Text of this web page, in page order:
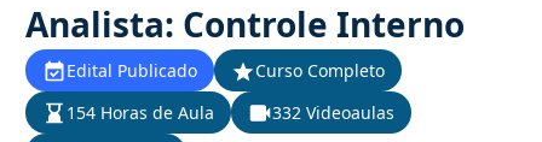
Analista: Controle Interno
Edital Publicado
Curso Completo
154 Horas de Aula
332 Videoaulas